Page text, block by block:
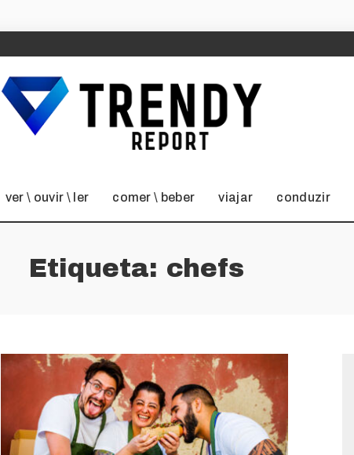
ver \ ouvir \ ler comer \ beber viajar conduzir
Etiqueta: chefs